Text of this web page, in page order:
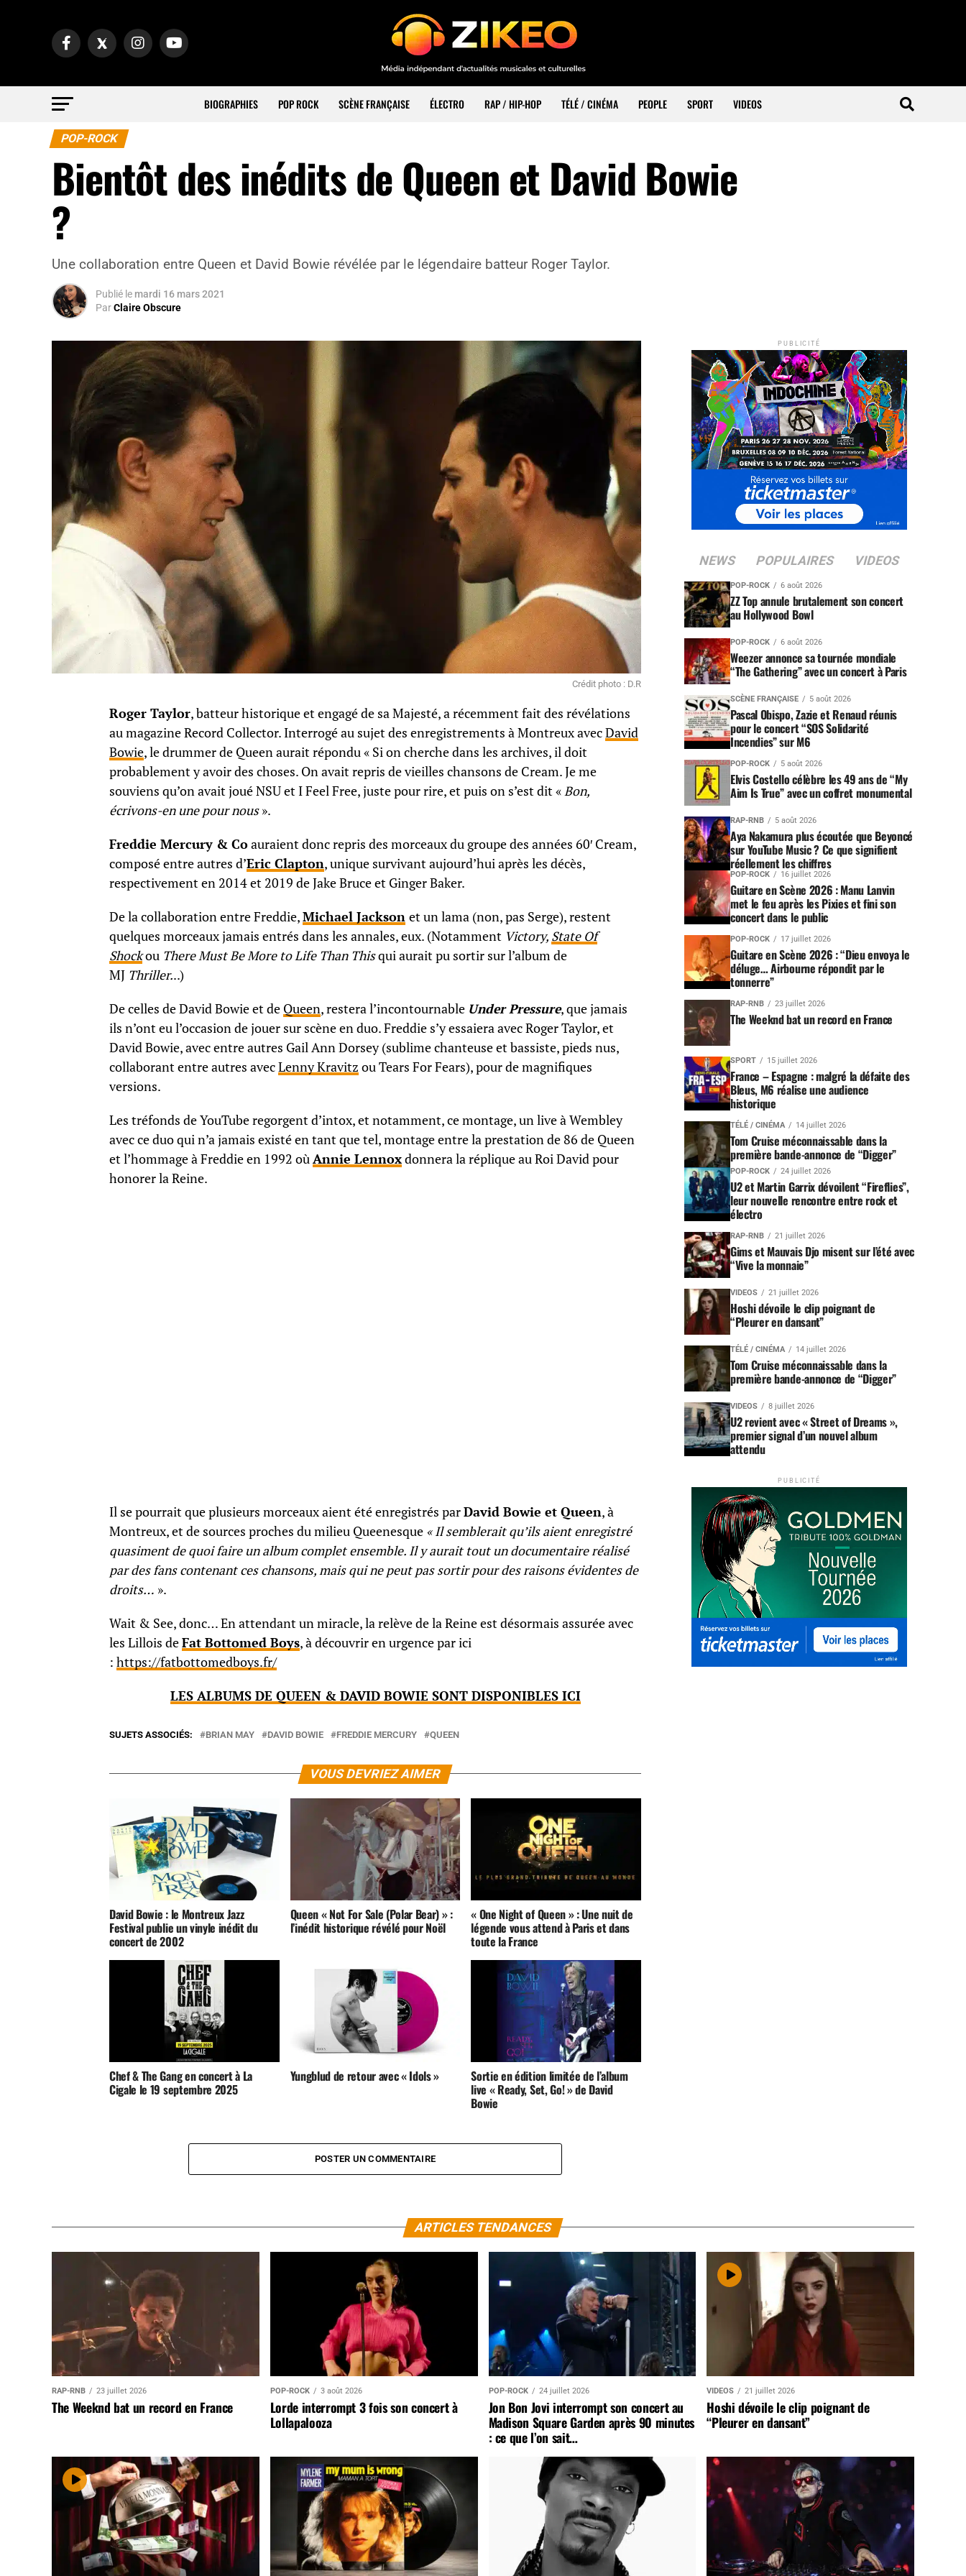
BIOGRAPHIES POP ROCK SCÈNE FRANÇAISE ÉLECTRO RAP / HIP-HOP TÉLÉ / CINÉMA PEOPLE SPORT VIDEOS
POP-ROCK
Bientôt des inédits de Queen et David Bowie
?
Une collaboration entre Queen et David Bowie révélée par le légendaire batteur Roger Taylor.
Publié le mardi 16 mars 2021
ParClaire Obscure
Crédit photo : D.R
Roger Taylor, batteur historique et engagé de sa Majesté, a récemment fait des révélations
au magazine Record Collector. Interrogé au sujet des enregistrements à Montreux avecDavid
Bowie, le drummer de Queen aurait répondu « Si on cherche dans les archives, il doit
probablement y avoir des choses. On avait repris de vieilles chansons de Cream. Je me
souviens qu’on avait joué NSU et I Feel Free, juste pour rire, et puis on s’est dit «Bon,
écrivons-en une pour nous».
Freddie Mercury & Coauraient donc repris des morceaux du groupe des années 60′ Cream,
composé entre autres d’Eric Clapton, unique survivant aujourd’hui après les décès,
respectivement en 2014 et 2019 de Jake Bruce et Ginger Baker.
De la collaboration entre Freddie,Michael Jackson et un lama (non, pas Serge), restent
quelques morceaux jamais entrés dans les annales, eux. (Notamment Victory, State Of
Shockou There Must Be More to Life Than Thisqui aurait pu sortir sur l’album de
MJ Thriller...)
De celles de David Bowie et de Queen, restera l’incontournable Under Pressure, que jamais
ils n’ont eu l’occasion de jouer sur scène en duo. Freddie s’y essaiera avec Roger Taylor, et
David Bowie, avec entre autres Gail Ann Dorsey (sublime chanteuse et bassiste, pieds nus,
collaborant entre autres avecLenny Kravitz ou Tears For Fears), pour de magnifiques
versions.
Les tréfonds de YouTube regorgent d’intox, et notamment, ce montage, un live à Wembley
avec ce duo qui n’a jamais existé en tant que tel, montage entre la prestation de 86 de Queen
et l’hommage à Freddie en 1992 oùAnnie Lennoxdonnera la réplique au Roi David pour
honorer la Reine.
Il se pourrait que plusieurs morceaux aient été enregistrés parDavid Bowie et Queen, à
Montreux, et de sources proches du milieu Queenesque « Il semblerait qu’ils aient enregistré
quasiment de quoi faire un album complet ensemble. Il y aurait tout un documentaire réalisé
par des fans contenant ces chansons, mais qui ne peut pas sortir pour des raisons évidentes de
droits… ».
Wait & See, donc… En attendant un miracle, la relève de la Reine est désormais assurée avec
les Lillois deFat Bottomed Boys, à découvrir en urgence par ici
: https://fatbottomedboys.fr/
LES ALBUMS DE QUEEN & DAVID BOWIE SONT DISPONIBLES ICI
SUJETS ASSOCIÉS: BRIAN MAY DAVID BOWIE FREDDIE MERCURY QUEEN
VOUS DEVRIEZ AIMER
David Bowie : le Montreux Jazz
Festival publie un vinyle inédit du
concert de 2002
Queen « Not For Sale (Polar Bear) » :
l’inédit historique révélé pour Noël
« One Night of Queen » : Une nuit de
légende vous attend à Paris et dans
toute la France
Chef & The Gang en concert à La
Cigale le 19 septembre 2025
Yungblud de retour avec « Idols » Sortie en édition limitée de l’album
live « Ready, Set, Go! » de David
Bowie
POSTER UN COMMENTAIRE
PUBLICITÉ
NEWS POPULAIRES VIDEOS
POP-ROCK 6 août 2026
ZZ Top annule brutalement son concert
au Hollywood Bowl
POP-ROCK 6 août 2026
Weezer annonce sa tournée mondiale
“The Gathering” avec un concert à Paris
SCÈNE FRANÇAISE 5 août 2026
Pascal Obispo, Zazie et Renaud réunis
pour le concert “SOS Solidarité
Incendies” sur M6
POP-ROCK 5 août 2026
Elvis Costello célèbre les 49 ans de “My
Aim Is True” avec un coffret monumental
RAP-RNB 5 août 2026
Aya Nakamura plus écoutée que Beyoncé
sur YouTube Music ? Ce que signifient
réellement les chiffres
POP-ROCK 16 juillet 2026
Guitare en Scène 2026 : Manu Lanvin
met le feu après les Pixies et fini son
concert dans le public
POP-ROCK 17 juillet 2026
Guitare en Scène 2026 : “Dieu envoya le
déluge… Airbourne répondit par le
tonnerre”
RAP-RNB 23 juillet 2026
The Weeknd bat un record en France
SPORT 15 juillet 2026
France – Espagne : malgré la défaite des
Bleus, M6 réalise une audience
historique
TÉLÉ / CINÉMA 14 juillet 2026
Tom Cruise méconnaissable dans la
première bande-annonce de “Digger”
POP-ROCK 24 juillet 2026
U2 et Martin Garrix dévoilent “Fireflies”,
leur nouvelle rencontre entre rock et
électro
RAP-RNB 21 juillet 2026
Gims et Mauvais Djo misent sur l’été avec
“Vive la monnaie”
VIDEOS 21 juillet 2026
Hoshi dévoile le clip poignant de
“Pleurer en dansant”
TÉLÉ / CINÉMA 14 juillet 2026
Tom Cruise méconnaissable dans la
première bande-annonce de “Digger”
VIDEOS 8 juillet 2026
U2 revient avec « Street of Dreams »,
premier signal d’un nouvel album
attendu
PUBLICITÉ
ARTICLES TENDANCES
RAP-RNB 23 juillet 2026
The Weeknd bat un record en France
POP-ROCK 3 août 2026
Lorde interrompt 3 fois son concert à
Lollapalooza
POP-ROCK 24 juillet 2026
Jon Bon Jovi interrompt son concert au
Madison Square Garden après 90 minutes
: ce que l’on sait…
VIDEOS 21 juillet 2026
Hoshi dévoile le clip poignant de
“Pleurer en dansant”